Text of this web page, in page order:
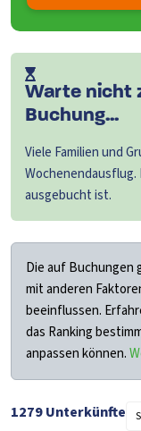
Warte nicht
Buchung...
Viele Familien und
Wochenendausflug.
ausgebucht ist.
Die auf Buchungen
mit anderen
beeinflussen.
das Ranking
anpassen können.
1279Unterkünfte